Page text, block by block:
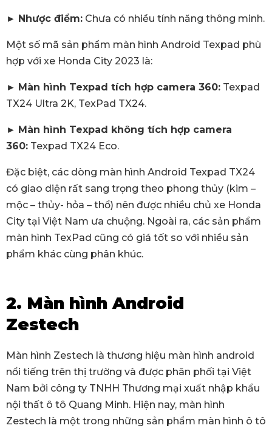
► Nhược điểm: Chưa có nhiều tính năng thông minh.
Một số mã sản phẩm màn hình Android Texpad phù
hợp với xe Honda City 2023 là:
► Màn hình Texpad tích hợp camera 360: Texpad
TX24 Ultra 2K, TexPad TX24.
► Màn hình Texpad không tích hợp camera
360: Texpad TX24 Eco.
Đặc biệt, các dòng màn hình Android Texpad TX24
có giao diện rất sang trọng theo phong thủy (kim –
mộc – thủy- hỏa – thổ) nên được nhiều chủ xe Honda
City tại Việt Nam ưa chuộng. Ngoài ra, các sản phẩm
màn hình TexPad cũng có giá tốt so với nhiều sản
phẩm khác cùng phân khúc.
2. Màn hình Android
Zestech
Màn hình Zestech là thương hiệu màn hình android
nổi tiếng trên thị trường và được phân phối tại Việt
Nam bởi công ty TNHH Thương mại xuất nhập khẩu
nội thất ô tô Quang Minh. Hiện nay, màn hình
Zestech là một trong những sản phẩm màn hình ô tô